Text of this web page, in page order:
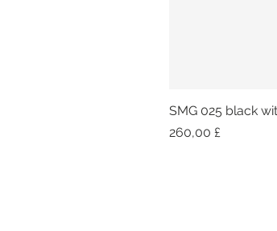
SMG 025 black
Preis
260,00 £